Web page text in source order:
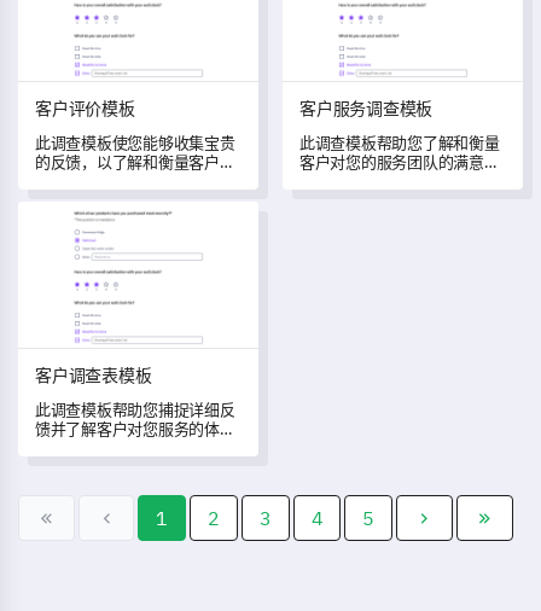
客户评价模板
此调查模板使您能够收集宝贵
的反馈，以了解和衡量客户的
客户服务调查模板
此调查模板帮助您了解和衡量
客户对您的服务团队的满意
客户调查表模板
客户调查表模板
此调查模板帮助您捕捉详细反
馈并了解客户对您服务的体
1 2 3 4 5